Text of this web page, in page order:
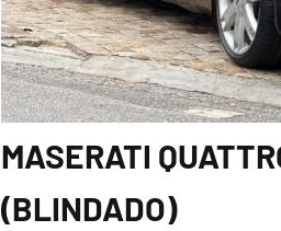
MASERATI
(BLINDADO)